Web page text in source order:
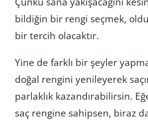
bildiğin bir rengi seçmek,
bir tercih olacaktır.
Yine de farklı bir şeyler
doğal rengini yenileyerek
parlaklık kazandırabilirsin.
saç rengine sahipsen, biraz